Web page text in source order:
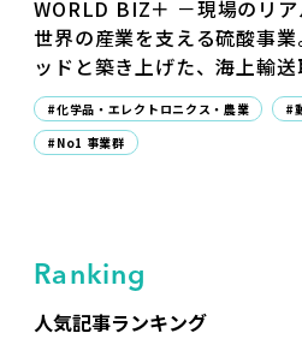
WORLD BIZ＋ －現場のリ
世界の産業を支える硫酸事
ッドと築き上げた、海上輸
#化学品・エレクトロニクス・農業
#
#No1 事業群
Ranking
人気記事ランキング